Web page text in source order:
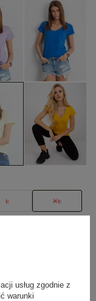
L XL
usług zgodnie z
warunki